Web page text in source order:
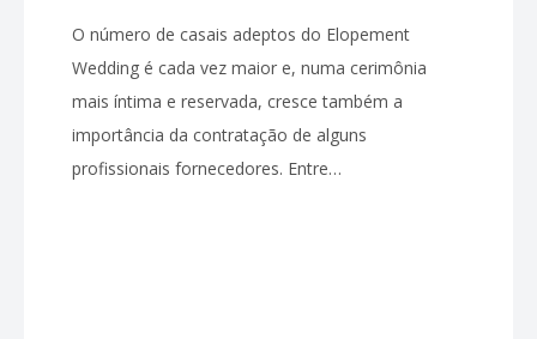
O número de casais adeptos do Elopement
Wedding é cada vez maior e, numa cerimônia
mais íntima e reservada, cresce também a
importância da contratação de alguns
profissionais fornecedores. Entre…